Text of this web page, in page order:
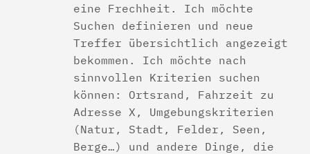
eine Frechheit. Ich möchte
Suchen definieren und neue
Treffer übersichtlich angezeigt
bekommen. Ich möchte nach
sinnvollen Kriterien suchen
können: Ortsrand, Fahrzeit zu
Adresse X, Umgebungskriterien
(Natur, Stadt, Felder, Seen,
Berge…) und andere Dinge, die